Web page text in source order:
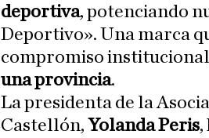
deportiva, potenciando
Deportivo». Una marca
compromiso
una provincia.
La presidenta de la
Castellón, Yolanda Peris,